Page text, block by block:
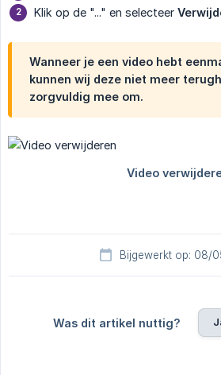
Klik op de "..." en selecteer
Wanneer je een video hebt
kunnen wij deze niet meer
zorgvuldig mee om.
Bijgewerkt op: 08/
Was dit artikel nuttig?